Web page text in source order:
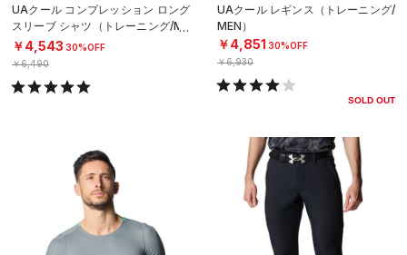
UAクール コンプレッション ロング
スリーブ シャツ（トレーニング/ME
N）
￥4,543 30%OFF
￥6,490
UAクール レギンス（トレーニング/
MEN）
￥4,851 30%OFF
￥6,930
SOLD OUT